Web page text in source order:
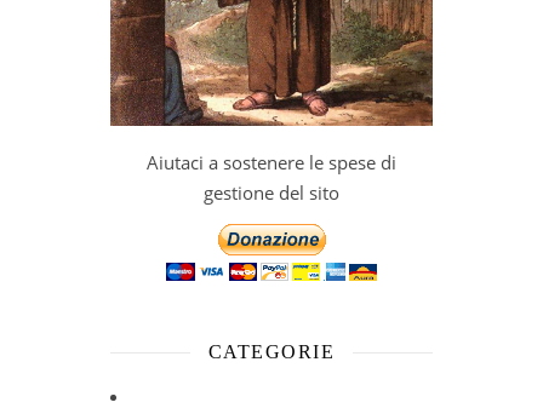
Aiutaci a sostenere le spese di
gestione del sito
CATEGORIE